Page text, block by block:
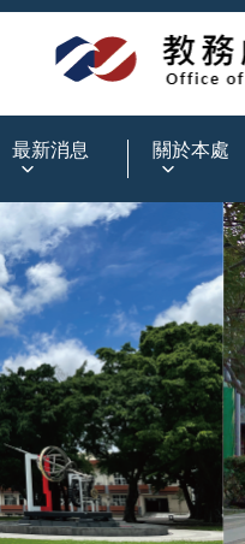
最新消息 關於本處